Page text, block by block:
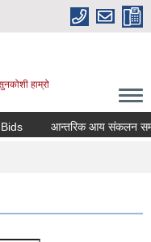
हाम्रो
आन्तरिक आय संकलन सम्बन्धी